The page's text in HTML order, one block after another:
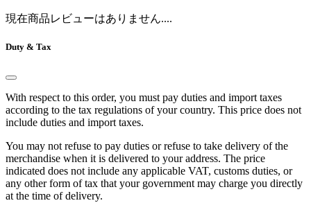
現在商品レビューはありません....
Duty & Tax
With respect to this order, you must pay duties and import taxes
according to the tax regulations of your country. This price does not
include duties and import taxes.
You may not refuse to pay duties or refuse to take delivery of the
merchandise when it is delivered to your address. The price
indicated does not include any applicable VAT, customs duties, or
any other form of tax that your government may charge you directly
at the time of delivery.